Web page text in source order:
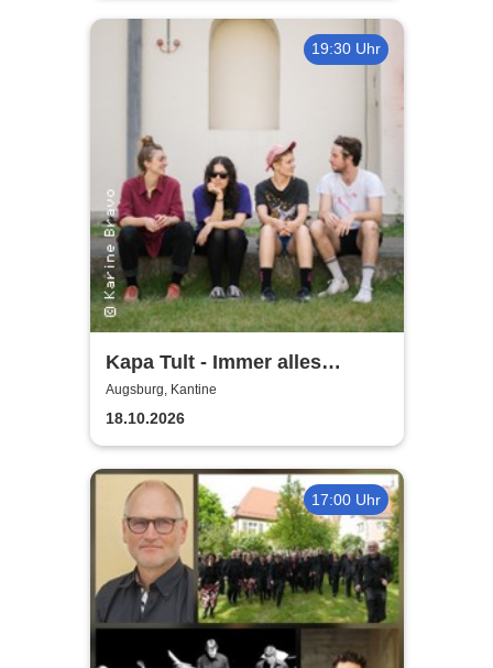
19:30 Uhr
Kapa Tult - Immer alles
gleichzeitig-Tour 2026
Augsburg, Kantine
18.10.2026
17:00 Uhr